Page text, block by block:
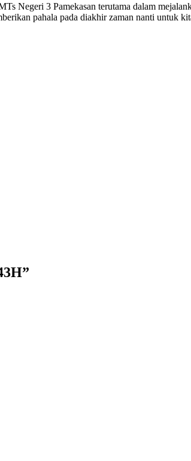
Negeri 3 Pamekasan terutama dalam
pahala pada diakhir zaman nanti untuk